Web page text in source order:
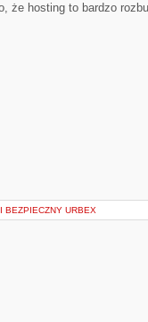
że hosting to bardzo
BEZPIECZNY URBEX